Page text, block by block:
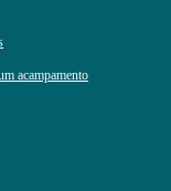
acampamento